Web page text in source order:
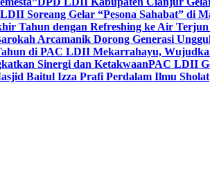
Soreang Gelar “Pesona Sahabat” di
Tahun dengan Refreshing ke Air Terjun
Arcamanik Dorong Generasi
di PAC LDII Mekarrahayu,
Sinergi dan KetakwaanPAC LDII
Baitul Izza Prafi Perdalam Ilmu Sholat